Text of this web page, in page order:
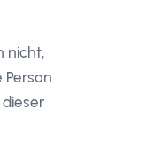
nicht,
Person